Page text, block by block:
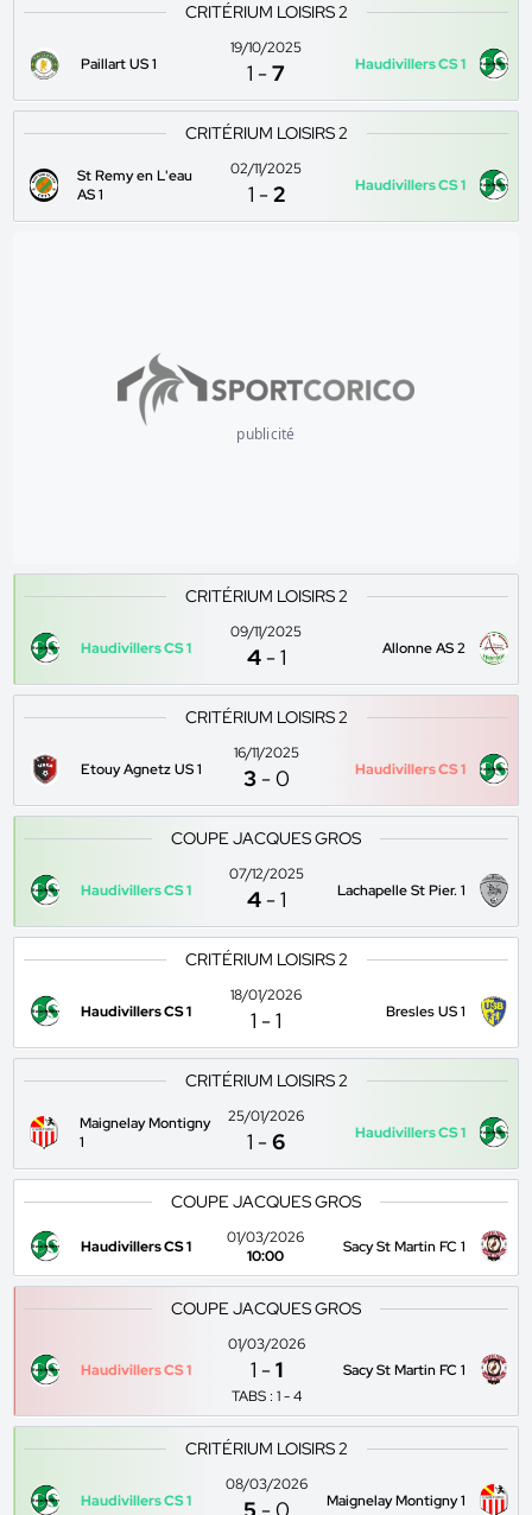
CRITÉRIUM LOISIRS 2
Paillart US 1
19/10/2025
1 -7 Haudivillers CS 1
CRITÉRIUM LOISIRS 2
St Remy en L'eau
AS 1
02/11/2025
1 -2 Haudivillers CS 1
publicité
CRITÉRIUM LOISIRS 2
Haudivillers CS 1
09/11/2025
4 -1 Allonne AS 2
CRITÉRIUM LOISIRS 2
Etouy Agnetz US 1
16/11/2025
3 -0 Haudivillers CS 1
COUPE JACQUES GROS
Haudivillers CS 1
07/12/2025
4 -1 Lachapelle St Pier. 1
CRITÉRIUM LOISIRS 2
Haudivillers CS 1
18/01/2026
1 -1 Bresles US 1
CRITÉRIUM LOISIRS 2
Maignelay Montigny
1
25/01/2026
1 -6 Haudivillers CS 1
COUPE JACQUES GROS
Haudivillers CS 1
01/03/2026
10:00
Sacy St Martin FC 1
COUPE JACQUES GROS
Haudivillers CS 1
01/03/2026
1 -1
TABS : 1 - 4
Sacy St Martin FC 1
CRITÉRIUM LOISIRS 2
Haudivillers CS 1
08/03/2026
Maignelay Montigny 1